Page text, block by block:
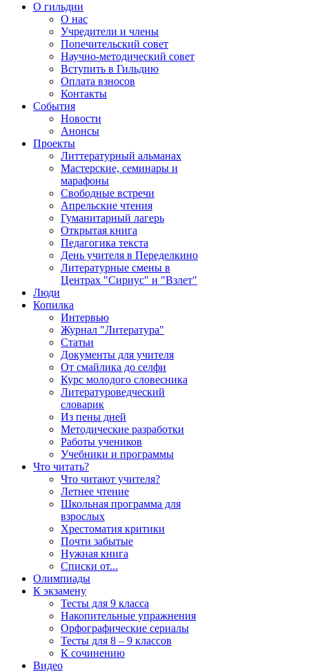
О гильдии
О нас
Учредители и члены
Попечительский совет
Научно-методический совет
Вступить в Гильдию
Оплата взносов
Контакты
События
Новости
Анонсы
Проекты
Литтературный альманах
Мастерские, семинары и
марафоны
Свободные встречи
Апрельские чтения
Гуманитарный лагерь
Открытая книга
Педагогика текста
День учителя в Переделкино
Литературные смены в
Центрах "Сириус" и "Взлет"
Люди
Копилка
Интервью
Журнал "Литература"
Статьи
Документы для учителя
От смайлика до селфи
Курс молодого словесника
Литературоведческий
словарик
Из пены дней
Методические разработки
Работы учеников
Учебники и программы
Что читать?
Что читают учителя?
Летнее чтение
Школьная программа для
взрослых
Хрестоматия критики
Почти забытые
Нужная книга
Списки от...
Олимпиады
К экзамену
Тесты для 9 класса
Накопительные упражнения
Орфографические сериалы
Тесты для 8 – 9 классов
К сочинению
Видео